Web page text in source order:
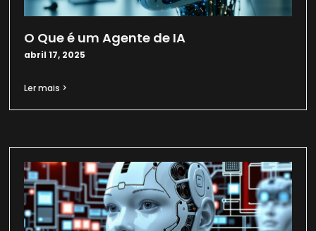
O Que é um Agente de IA
abril 17, 2025
Ler mais >